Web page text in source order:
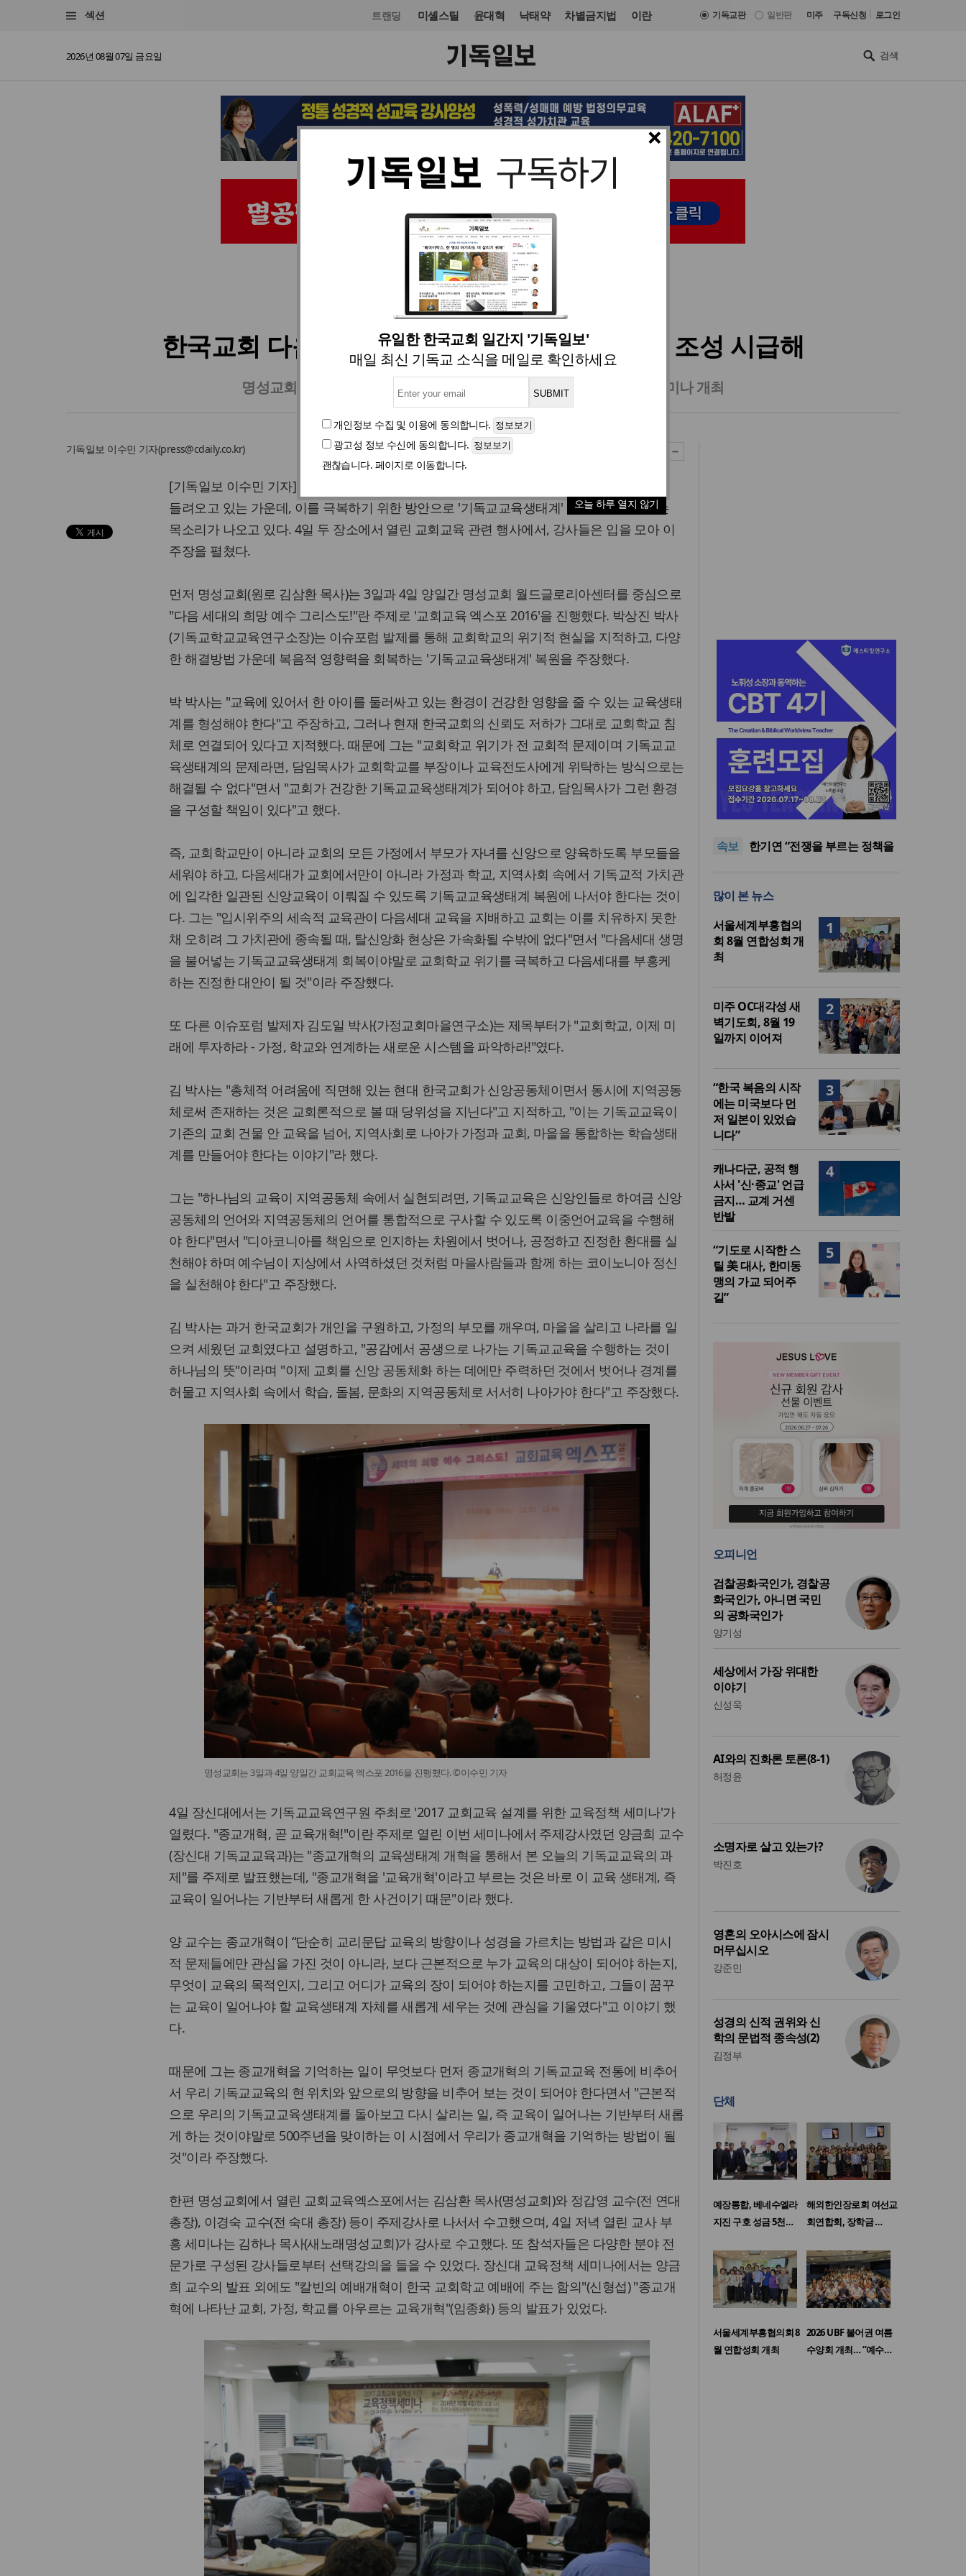
섹션 트랜딩 미셸스틸 윤대혁 낙태약 차별금지법 이란 기독교판 일반판 미주 구독신청 로그인
2026년 08월 07일 금요일
×
유일한 한국교회 일간지 '기독일보'
매일 최신 기독교 소식을 메일로 확인하세요
개인정보 수집 및 이용에 동의합니다.
광고성 정보 수신에 동의합니다.
괜찮습니다. 페이지로 이동합니다.
오늘 하루 열지 않기
교회일반 입력 2016. 10. 04 23:12
한국교회 다음세대 복원 위한 '기독교육생태계' 조성 시급해
명성교회, '교회교육 엑스포 2016' 성료…같은날 장신대는 교육정책 세미나 개최
기독일보 이수민 기자(press@cdaily.co.kr)
[기독일보 이수민 기자] 한국교회 다음세대가 사라지고 있다는 충격적인 소식들이 계속해서
들려오고 있는 가운데, 이를 극복하기 위한 방안으로 '기독교교육생태계' 조성이 시급하다는
목소리가 나오고 있다. 4일 두 장소에서 열린 교회교육 관련 행사에서, 강사들은 입을 모아 이
주장을 펼쳤다.
먼저 명성교회(원로 김삼환 목사)는 3일과 4일 양일간 명성교회 월드글로리아센터를 중심으로
"다음 세대의 희망 예수 그리스도!"란 주제로 '교회교육 엑스포 2016'을 진행했다. 박상진 박사
(기독교학교교육연구소장)는 이슈포럼 발제를 통해 교회학교의 위기적 현실을 지적하고, 다양
한 해결방법 가운데 복음적 영향력을 회복하는 '기독교교육생태계' 복원을 주장했다.
박 박사는 "교육에 있어서 한 아이를 둘러싸고 있는 환경이 건강한 영향을 줄 수 있는 교육생태
계를 형성해야 한다"고 주장하고, 그러나 현재 한국교회의 신뢰도 저하가 그대로 교회학교 침
체로 연결되어 있다고 지적했다. 때문에 그는 "교회학교 위기가 전 교회적 문제이며 기독교교
육생태계의 문제라면, 담임목사가 교회학교를 부장이나 교육전도사에게 위탁하는 방식으로는
해결될 수 없다"면서 "교회가 건강한 기독교교육생태계가 되어야 하고, 담임목사가 그런 환경
을 구성할 책임이 있다"고 했다.
즉, 교회학교만이 아니라 교회의 모든 가정에서 부모가 자녀를 신앙으로 양육하도록 부모들을
세워야 하고, 다음세대가 교회에서만이 아니라 가정과 학교, 지역사회 속에서 기독교적 가치관
에 입각한 일관된 신앙교육이 이뤄질 수 있도록 기독교교육생태계 복원에 나서야 한다는 것이
다. 그는 "입시위주의 세속적 교육관이 다음세대 교육을 지배하고 교회는 이를 치유하지 못한
채 오히려 그 가치관에 종속될 때, 탈신앙화 현상은 가속화될 수밖에 없다"면서 "다음세대 생명
을 불어넣는 기독교교육생태계 회복이야말로 교회학교 위기를 극복하고 다음세대를 부흥케
하는 진정한 대안이 될 것"이라 주장했다.
또 다른 이슈포럼 발제자 김도일 박사(가정교회마을연구소)는 제목부터가 "교회학교, 이제 미
래에 투자하라 - 가정, 학교와 연계하는 새로운 시스템을 파악하라!"였다.
김 박사는 "총체적 어려움에 직면해 있는 현대 한국교회가 신앙공동체이면서 동시에 지역공동
체로써 존재하는 것은 교회론적으로 볼 때 당위성을 지닌다"고 지적하고, "이는 기독교교육이
기존의 교회 건물 안 교육을 넘어, 지역사회로 나아가 가정과 교회, 마을을 통합하는 학습생태
계를 만들어야 한다는 이야기"라 했다.
그는 "하나님의 교육이 지역공동체 속에서 실현되려면, 기독교교육은 신앙인들로 하여금 신앙
공동체의 언어와 지역공동체의 언어를 통합적으로 구사할 수 있도록 이중언어교육을 수행해
야 한다"면서 "디아코니아를 책임으로 인지하는 차원에서 벗어나, 공정하고 진정한 환대를 실
천해야 하며 예수님이 지상에서 사역하셨던 것처럼 마을사람들과 함께 하는 코이노니아 정신
을 실천해야 한다"고 주장했다.
김 박사는 과거 한국교회가 개인을 구원하고, 가정의 부모를 깨우며, 마을을 살리고 나라를 일
으켜 세웠던 교회였다고 설명하고, "공감에서 공생으로 나가는 기독교교육을 수행하는 것이
하나님의 뜻"이라며 "이제 교회를 신앙 공동체화 하는 데에만 주력하던 것에서 벗어나 경계를
허물고 지역사회 속에서 학습, 돌봄, 문화의 지역공동체로 서서히 나아가야 한다"고 주장했다.
명성교회는 3일과 4일 양일간 교회교육 엑스포 2016을 진행했다. ©이수민 기자
4일 장신대에서는 기독교교육연구원 주최로 '2017 교회교육 설계를 위한 교육정책 세미나'가
열렸다. "종교개혁, 곧 교육개혁!"이란 주제로 열린 이번 세미나에서 주제강사였던 양금희 교수
(장신대 기독교교육과)는 "종교개혁의 교육생태계 개혁을 통해서 본 오늘의 기독교교육의 과
제"를 주제로 발표했는데, "종교개혁을 '교육개혁'이라고 부르는 것은 바로 이 교육 생태계, 즉
교육이 일어나는 기반부터 새롭게 한 사건이기 때문"이라 했다.
양 교수는 종교개혁이 “단순히 교리문답 교육의 방향이나 성경을 가르치는 방법과 같은 미시
적 문제들에만 관심을 가진 것이 아니라, 보다 근본적으로 누가 교육의 대상이 되어야 하는지,
무엇이 교육의 목적인지, 그리고 어디가 교육의 장이 되어야 하는지를 고민하고, 그들이 꿈꾸
는 교육이 일어나야 할 교육생태계 자체를 새롭게 세우는 것에 관심을 기울였다"고 이야기 했
다.
때문에 그는 종교개혁을 기억하는 일이 무엇보다 먼저 종교개혁의 기독교교육 전통에 비추어
서 우리 기독교교육의 현 위치와 앞으로의 방향을 비추어 보는 것이 되어야 한다면서 "근본적
으로 우리의 기독교교육생태계를 돌아보고 다시 살리는 일, 즉 교육이 일어나는 기반부터 새롭
게 하는 것이야말로 500주년을 맞이하는 이 시점에서 우리가 종교개혁을 기억하는 방법이 될
것"이라 주장했다.
한편 명성교회에서 열린 교회교육엑스포에서는 김삼환 목사(명성교회)와 정갑영 교수(전 연대
총장), 이경숙 교수(전 숙대 총장) 등이 주제강사로 나서서 수고했으며, 4일 저녁 열린 교사 부
흥 세미나는 김하나 목사(새노래명성교회)가 강사로 수고했다. 또 참석자들은 다양한 분야 전
문가로 구성된 강사들로부터 선택강의을 들을 수 있었다. 장신대 교육정책 세미나에서는 양금
희 교수의 발표 외에도 "칼빈의 예배개혁이 한국 교회학교 예배에 주는 함의"(신형섭) "종교개
혁에 나타난 교회, 가정, 학교를 아우르는 교육개혁"(임종화) 등의 발표가 있었다.
속보
민족복음화운동본부·한국장로
회총연합회, 2027 대성회 위해
한국교회 국가기도 네트워크,
한미동맹의 가교 되어주길”
한기연 “전쟁을 부르는 정책을
회총연합회, 2027 대성회 위해
한국교회 국가기도 네트워크,
‘느헤미야 연합기도회’ 시작
많이 본 뉴스
1
서울세계부흥협의
회 8월 연합성회 개
최
2
미주 OC대각성 새
벽기도회, 8월 19
일까지 이어져
3
“한국 복음의 시작
에는 미국보다 먼
저 일본이 있었습
니다”
4
캐나다군, 공적 행
사서 '신·종교' 언급
금지… 교계 거센
반발
5
“기도로 시작한 스
틸 美 대사, 한미동
맹의 가교 되어주
길”
오피니언
검찰공화국인가, 경찰공
화국인가, 아니면 국민
의 공화국인가
양기성
세상에서 가장 위대한
이야기
신성욱
AI와의 진화론 토론(8-1)
허정윤
소명자로 살고 있는가?
박진호
영혼의 오아시스에 잠시
머무십시오
강준민
성경의 신적 권위와 신
학의 문법적 종속성(2)
김정부
단체
예장통합, 베네수엘라
지진 구호 성금 5천…
해외한인장로회 여선교
회연합회, 장학금 …
서울세계부흥협의회 8
월 연합성회 개최
2026 UBF 불어권 여름
수양회 개최… “예수…